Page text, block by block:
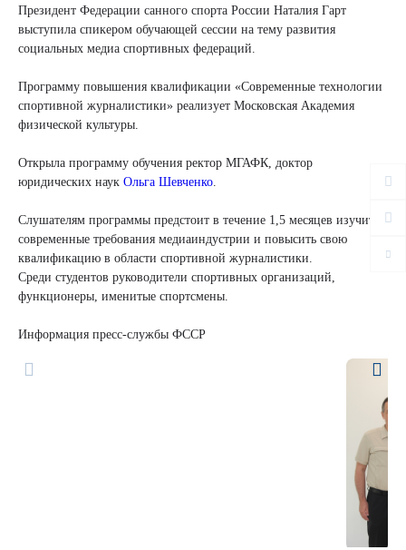
Президент Федерации санного спорта России Наталия Гарт
выступила спикером обучающей сессии на тему развития
социальных медиа спортивных федераций.
Программу повышения квалификации «Современные технологии
спортивной журналистики» реализует Московская Академия
физической культуры.
Открыла программу обучения ректор МГАФК, доктор
юридических наук Ольга Шевченко.
Слушателям программы предстоит в течение 1,5 месяцев изучить
современные требования медиаиндустрии и повысить свою
квалификацию в области спортивной журналистики.
Среди студентов руководители спортивных организаций,
функционеры, именитые спортсмены.
Информация пресс-службы ФССР